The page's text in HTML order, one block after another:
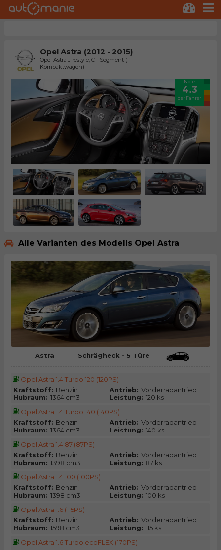
Opel Astra (2012 - 2015)
Opel Astra J restyle, C - Segment (
Kompaktwagen)
Note
4.3
der Fahrer
Alle Varianten des Modells Opel Astra
Astra Schrägheck - 5 Türe
Opel Astra 1.4 Turbo 120 (120PS)
Kraftstoff: Benzin Antrieb: Vorderradantrieb
Hubraum: 1364 cm3 Leistung: 120 ks
Opel Astra 1.4 Turbo 140 (140PS)
Kraftstoff: Benzin Antrieb: Vorderradantrieb
Hubraum: 1364 cm3 Leistung: 140 ks
Opel Astra 1.4 87 (87PS)
Kraftstoff: Benzin Antrieb: Vorderradantrieb
Hubraum: 1398 cm3 Leistung: 87 ks
Opel Astra 1.4 100 (100PS)
Kraftstoff: Benzin Antrieb: Vorderradantrieb
Hubraum: 1398 cm3 Leistung: 100 ks
Opel Astra 1.6 (115PS)
Kraftstoff: Benzin Antrieb: Vorderradantrieb
Hubraum: 1598 cm3 Leistung: 115 ks
Opel Astra 1.6 Turbo ecoFLEX (170PS)